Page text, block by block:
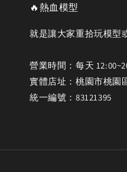
🔥熱血模型
就是讓大家重拾玩模型
營業時間：每天
實體店址：桃園市桃園
統一編號：83121395